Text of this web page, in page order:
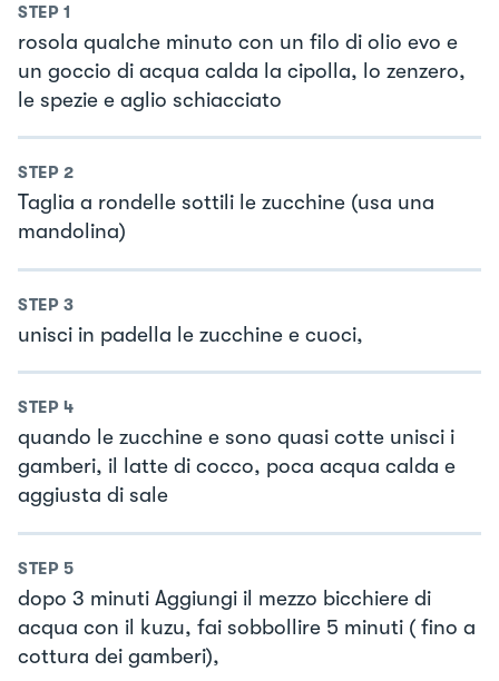
STEP 1
rosola qualche minuto con un filo di olio evo e
un goccio di acqua calda la cipolla, lo zenzero,
le spezie e aglio schiacciato
STEP 2
Taglia a rondelle sottili le zucchine (usa una
mandolina)
STEP 3
unisci in padella le zucchine e cuoci,
STEP 4
quando le zucchine e sono quasi cotte unisci i
gamberi, il latte di cocco, poca acqua calda e
aggiusta di sale
STEP 5
dopo 3 minuti Aggiungi il mezzo bicchiere di
acqua con il kuzu, fai sobbollire 5 minuti ( fino a
cottura dei gamberi),